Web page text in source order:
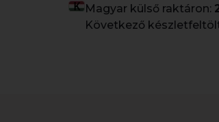
Magyar külső raktáron:
Következő